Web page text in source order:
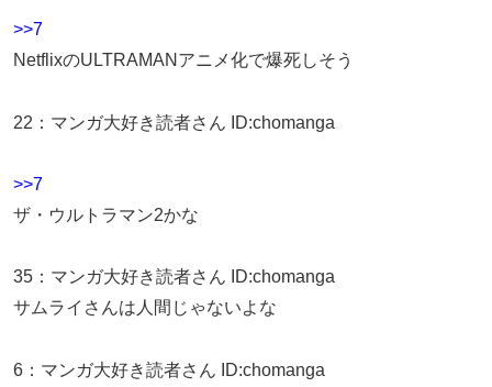
>>7
NetflixのULTRAMANアニメ化で爆死しそう
22 ： マンガ大好き読者さん ID:chomanga
>>7
ザ・ウルトラマン2かな
35 ： マンガ大好き読者さん ID:chomanga
サムライさんは人間じゃないよな
6 ： マンガ大好き読者さん ID:chomanga